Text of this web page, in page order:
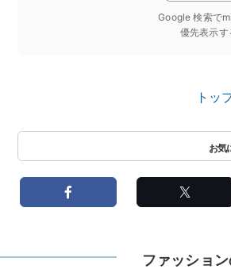
Google 検索で
優先表示す
トッ
ファッショ